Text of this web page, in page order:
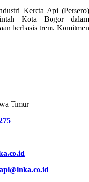
Kereta Api (Persero)
Kota Bogor dalam
berbasis trem. Komitmen
Timur